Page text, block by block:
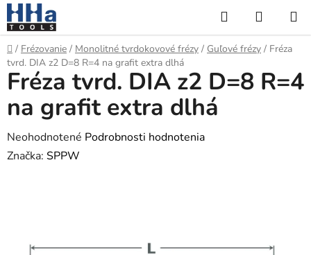
Prejsť
na
obsah
Hľadať
KOŠÍK
Domov
/ Frézovanie / Monolitné tvrdokovové frézy / Guľové frézy / Fréza
tvrd. DIA z2 D=8 R=4 na grafit extra dlhá
Fréza tvrd. DIA z2 D=8 R=4
na grafit extra dlhá
Priemerné
hodnotenie
Neohodnotené Podrobnosti hodnotenia
Značka: SPPW